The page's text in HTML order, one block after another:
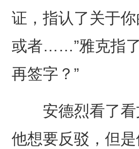
证，指认了关于
或者……”雅克指
再签字？”
安德烈看了看
他想要反驳，但